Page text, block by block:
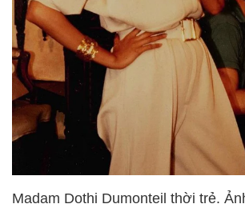
Madam Dothi Dumonteil thời trẻ.